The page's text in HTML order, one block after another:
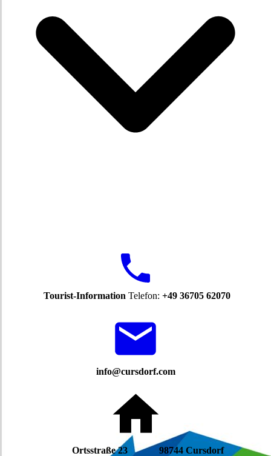
Tourist-Information Telefon: +49 36705 62070
info@cursdorf.com
Ortsstraße 23 98744 Cursdorf